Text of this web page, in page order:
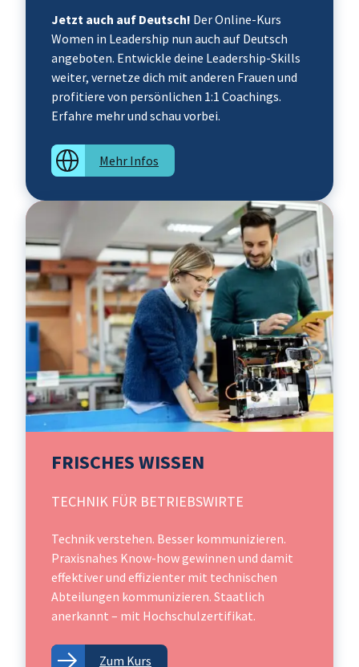
Jetzt auch auf Deutsch! Der Online-Kurs
Women in Leadership nun auch auf Deutsch
angeboten. Entwickle deine Leadership-Skills
weiter, vernetze dich mit anderen Frauen und
profitiere von persönlichen 1:1 Coachings.
Erfahre mehr und schau vorbei.
Mehr Infos
FRISCHES WISSEN
TECHNIK FÜR BETRIEBSWIRTE
Technik verstehen. Besser kommunizieren.
Praxisnahes Know-how gewinnen und damit
effektiver und effizienter mit technischen
Abteilungen kommunizieren. Staatlich
anerkannt – mit Hochschulzertifikat.
Zum Kurs